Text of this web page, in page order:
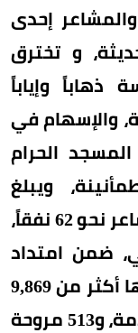
إحدى
و تخترق
ذهاباً وإياباً
والإسهام في
الحرام
ويبلغ
إجمالي عدد الأنفاق بمكة والمشاعر نحو 62 نفقاً،
متر طولي، ضمن امتداد
شبكي متكامل، تضم في مجملها أكثر من 9,869
وحدة إنارة لتعزيز مستويات السلامة، و513 مروحة